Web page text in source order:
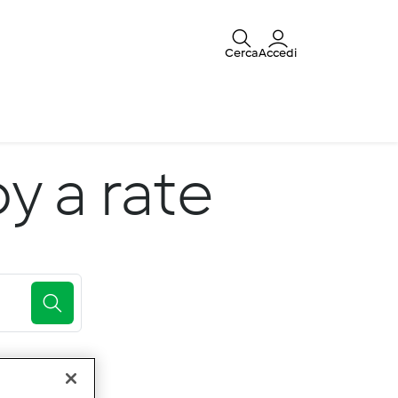
CercaAccedi
a rate